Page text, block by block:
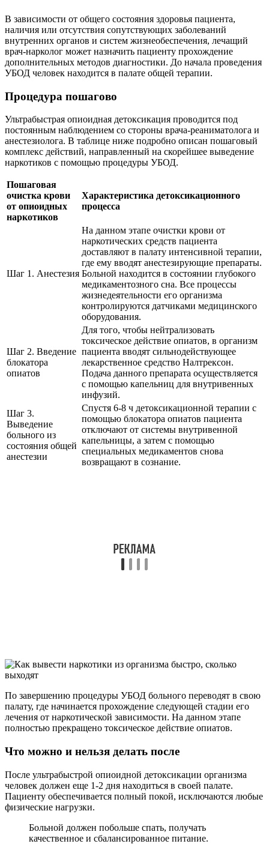
В зависимости от общего состояния здоровья пациента,
наличия или отсутствия сопутствующих заболеваний
внутренних органов и систем жизнеобеспечения, лечащий
врач-нарколог может назначить пациенту прохождение
дополнительных методов диагностики. До начала проведения
УБОД человек находится в палате общей терапии.
Процедура пошагово
Ультрабыстрая опиоидная детоксикация проводится под
постоянным наблюдением со стороны врача-реаниматолога и
анестезиолога. В таблице ниже подробно описан пошаговый
комплекс действий, направленный на скорейшее выведение
наркотиков с помощью процедуры УБОД.
Пошаговая
очистка крови
от опиоидных
наркотиков
Характеристика детоксикационного
процесса
Шаг 1. Анестезия
На данном этапе очистки крови от
наркотических средств пациента
доставляют в палату интенсивной терапии,
где ему вводят анестезирующие препараты.
Больной находится в состоянии глубокого
медикаментозного сна. Все процессы
жизнедеятельности его организма
контролируются датчиками медицинского
оборудования.
Шаг 2. Введение
блокатора
опиатов
Для того, чтобы нейтрализовать
токсическое действие опиатов, в организм
пациента вводят сильнодействующее
лекарственное средство Налтрексон.
Подача данного препарата осуществляется
с помощью капельниц для внутривенных
инфузий.
Шаг 3.
Выведение
больного из
состояния общей
анестезии
Спустя 6-8 ч детоксикационной терапии с
помощью блокатора опиатов пациента
отключают от системы внутривенной
капельницы, а затем с помощью
специальных медикаментов снова
возвращают в сознание.
По завершению процедуры УБОД больного переводят в свою
палату, где начинается прохождение следующей стадии его
лечения от наркотической зависимости. На данном этапе
полностью прекращено токсическое действие опиатов.
Что можно и нельзя делать после
После ультрабыстрой опиоидной детоксикации организма
человек должен еще 1-2 дня находиться в своей палате.
Пациенту обеспечивается полный покой, исключаются любые
физические нагрузки.
Больной должен побольше спать, получать
качественное и сбалансированное питание.